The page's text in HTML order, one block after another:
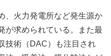
、火力発電所など発生源か
が求められている。また最
技術（DAC）も注目され